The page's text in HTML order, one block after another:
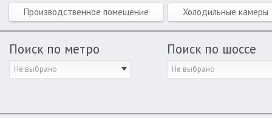
Производственное помещение Холодильные камеры
Поиск по метро
Не выбрано
Поиск по шоссе
Не выбрано